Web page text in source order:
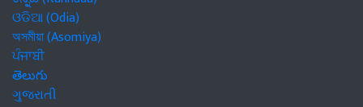
ଓଡିଆ (Odia)
অসমীয়া (Asomiya)
ਪੰਜਾਬੀ
తెలుగు
ગુજરાતી